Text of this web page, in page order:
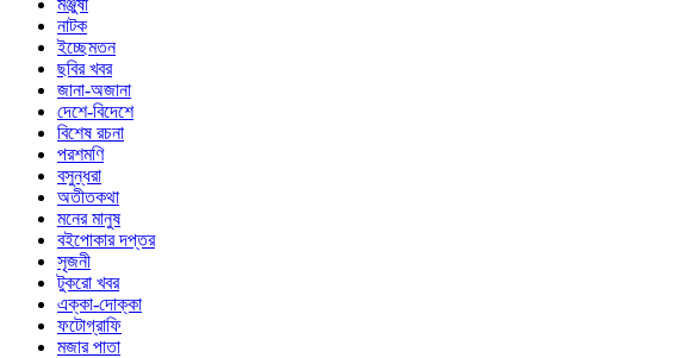
নাটক
ইচ্ছেমতন
ছবির খবর
জানা-অজানা
দেশে-বিদেশে
বিশেষ রচনা
পরশমণি
বসুন্ধরা
অতীতকথা
মনের মানুষ
বইপোকার দপ্তর
সৃজনী
টুকরো খবর
এক্কা-দোক্কা
ফটোগ্রাফি
মজার পাতা